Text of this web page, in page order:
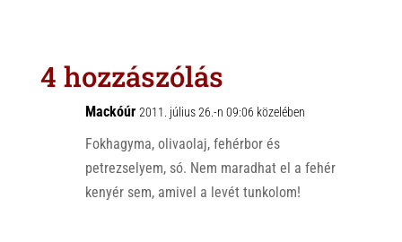
A
o
o
4 hozzászólás
Mackóúr 2011. július 26.-n 09:06 közelében
Fokhagyma, olivaolaj, fehérbor és
petrezselyem, só. Nem maradhat el a fehér
kenyér sem, amivel a levét tunkolom!